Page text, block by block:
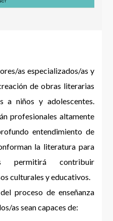
as especializados/as y
de obras literarias
a niños y adolescentes.
profesionales altamente
entendimiento de
la literatura para
contribuir
culturales y educativos.
proceso de enseñanza
as sean capaces de: